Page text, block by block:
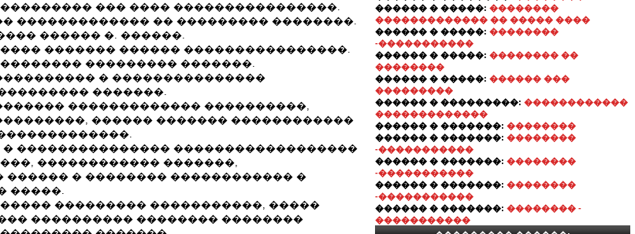
��� ���� ����������������.
������������� �� ��������� ��������.
������ �. ������.
������� ������ ����������������.
��������� �������.
� ���������������
�������.
������������� ����������,
������ ������� ������������
��������������� ������������������
������������ �������,
� �������� ������������ �
�����.
��������� �����������, �����
���������� �������� ��������
������ � �����: ��������
������������� �� ����� ����
������ � �����: ��������
-�����������
������ � �����: �������� ��
��������
������ � �����: ������ ���
���������
������ � ���������: ������������
�������������
������ � �������: ��������
������ � �������: ��������
-�����������
������ � �������: ��������
-�����������
������ � �������: ��������
-�����������
������ � �������: �������� -
�����������